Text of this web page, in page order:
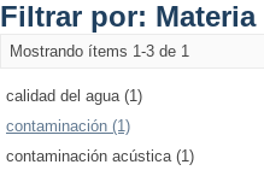
Filtrar por: Materia
Mostrando ítems 1-3 de 1
calidad del agua (1)
contaminación (1)
contaminación acústica (1)